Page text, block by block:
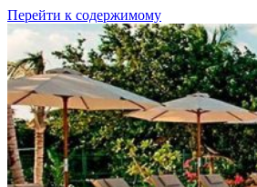
Перейти к содержимому